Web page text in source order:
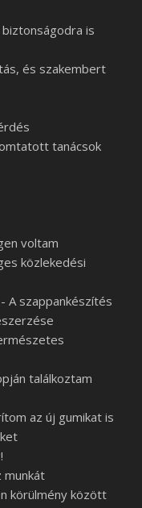
is
és szakembert
tanácsok
voltam
közlekedési
A szappankészítés
találkoztam
az új gumikat is
munkát
körülmény között